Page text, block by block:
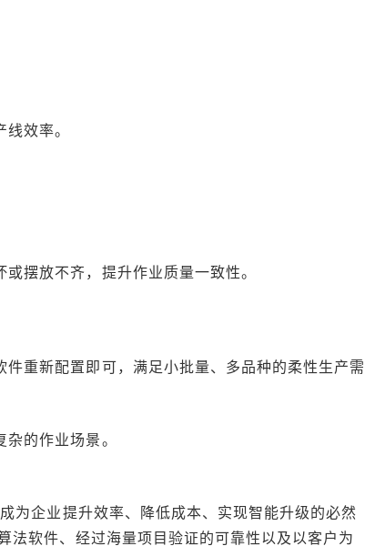
效率。
摆放不齐，提升作业质量一致性。
重新配置即可，满足小批量、多品种的柔性生产需
的作业场景。
为企业提升效率、降低成本、实现智能升级的必然
法软件、经过海量项目验证的可靠性以及以客户为